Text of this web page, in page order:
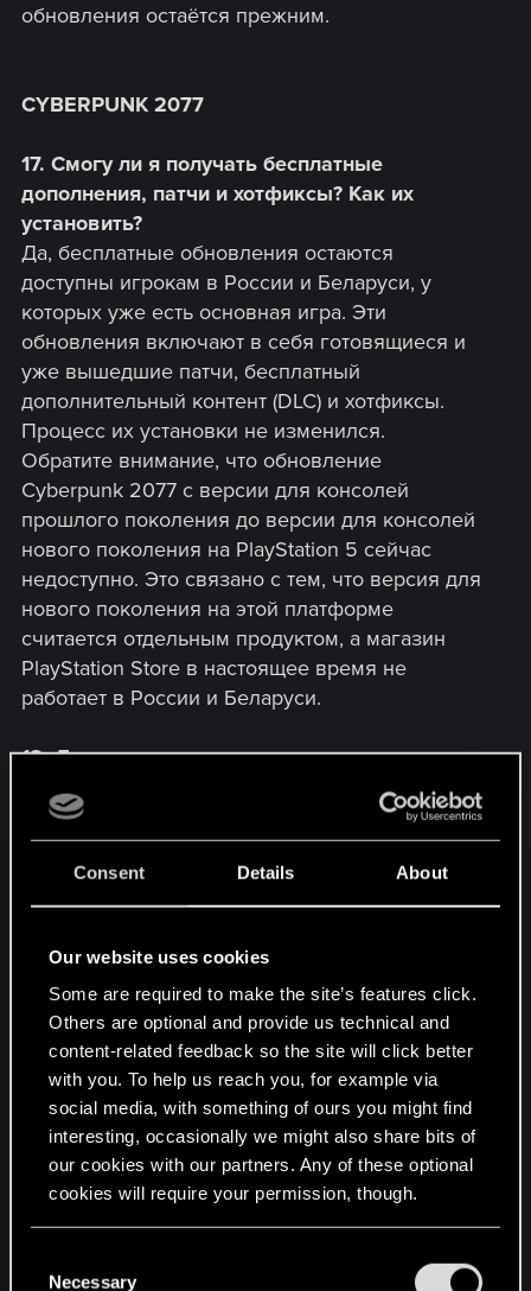
Consent Details About
Our website uses cookies
Some are required to make the site’s features click.
Others are optional and provide us technical and
content-related feedback so the site will click better
with you. To help us reach you, for example via
social media, with something of ours you might find
interesting, occasionally we might also share bits of
our cookies with our partners. Any of these optional
cookies will require your permission, though.
and tweak your preferences regarding them in the
Necessary
обновления остаётся прежним.
CYBERPUNK 2077
17. Смогу ли я получать бесплатные
дополнения, патчи и хотфиксы? Как их
установить?
Да, бесплатные обновления остаются
доступны игрокам в России и Беларуси, у
которых уже есть основная игра. Эти
обновления включают в себя готовящиеся и
уже вышедшие патчи, бесплатный
дополнительный контент (DLC) и хотфиксы.
Процесс их установки не изменился.
Обратите внимание, что обновление
Cyberpunk 2077 с версии для консолей
прошлого поколения до версии для консолей
нового поколения на PlayStation 5 сейчас
недоступно. Это связано с тем, что версия для
нового поколения на этой платформе
считается отдельным продуктом, а магазин
PlayStation Store в настоящее время не
работает в России и Беларуси.
18. Доступны ли мне изменения, улучшения и
бесплатные DLC, добавленные в обновлении
«Киберпанки» (патч 1.6)?
Весь контент обновления «Киберпанки»,
который появится в игре после установки
патча 1.6 — гардероб, новые заказы, новое
Edgerunners и т.д. — доступен игрокам в
России и Беларуси, которые владеют основной
игрой.
Контент, который технически сконфигурирован
как обособленный продукт и требует
отдельной загрузки — набор инструментов
REDmod и приложение «Шевелись, Плотва!» —
может быть недоступен некоторым игрокам по
причине приостановки дистрибуции наших игр
в России и Беларуси.